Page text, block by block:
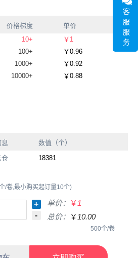
价格梯度
单价
10+
￥1
100+
￥0.96
1000+
￥0.92
10000+
￥0.88
息
数值（个）
仓
18381
/卷,最小购买起订量10个)
+
-
单价： ￥ 1
总价：
￥ 10.00
500个/卷
客
服
服
务